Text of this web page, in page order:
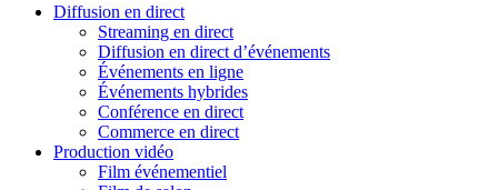
Menu
Diffusion en direct
Streaming en direct
Diffusion en direct d’événements
Événements en ligne
Événements hybrides
Conférence en direct
Commerce en direct
Production vidéo
Film événementiel